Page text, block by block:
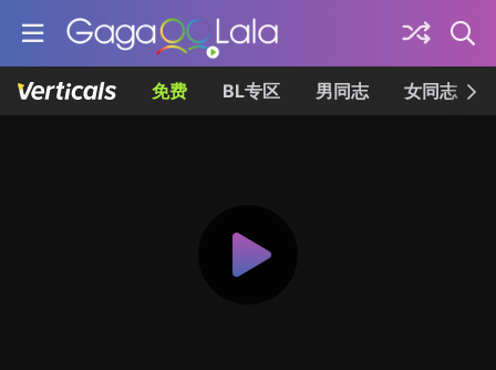
免费 BL专区 男同志 女同志